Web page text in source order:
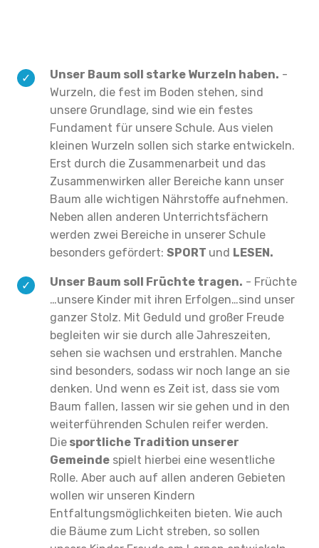
Unser Baum soll starke Wurzeln haben. -
Wurzeln, die fest im Boden stehen, sind
unsere Grundlage, sind wie ein festes
Fundament für unsere Schule. Aus vielen
kleinen Wurzeln sollen sich starke entwickeln.
Erst durch die Zusammenarbeit und das
Zusammenwirken aller Bereiche kann unser
Baum alle wichtigen Nährstoffe aufnehmen.
Neben allen anderen Unterrichtsfächern
werden zwei Bereiche in unserer Schule
besonders gefördert: SPORT und LESEN.
Unser Baum soll Früchte tragen. - Früchte
…unsere Kinder mit ihren Erfolgen…sind unser
ganzer Stolz. Mit Geduld und großer Freude
begleiten wir sie durch alle Jahreszeiten,
sehen sie wachsen und erstrahlen. Manche
sind besonders, sodass wir noch lange an sie
denken. Und wenn es Zeit ist, dass sie vom
Baum fallen, lassen wir sie gehen und in den
weiterführenden Schulen reifer werden.
Die sportliche Tradition unserer
Gemeinde spielt hierbei eine wesentliche
Rolle. Aber auch auf allen anderen Gebieten
wollen wir unseren Kindern
Entfaltungsmöglichkeiten bieten. Wie auch
die Bäume zum Licht streben, so sollen